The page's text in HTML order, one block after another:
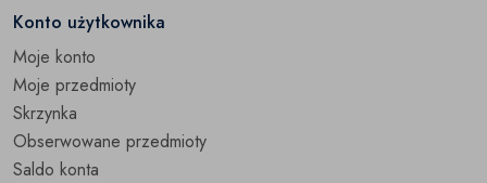
Konto użytkownika
Moje konto
Moje przedmioty
Skrzynka
Obserwowane przedmioty
Saldo konta